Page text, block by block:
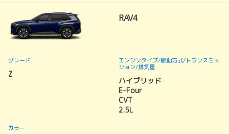
RAV4
グレード
Z
エンジンタイプ/駆動方式/トランスミッ
ション/排気量
ハイブリッド
E-Four
CVT
2.5L
カラー